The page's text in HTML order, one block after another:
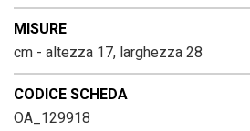
MISURE
cm - altezza 17, larghezza 28
CODICE SCHEDA
OA_129918